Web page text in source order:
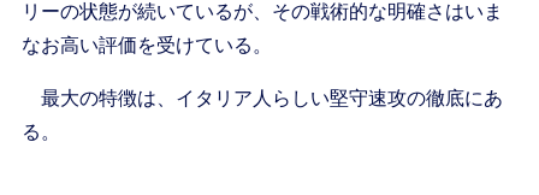
リーの状態が続いているが、その戦術的な明確さはいま
なお高い評価を受けている。
最大の特徴は、イタリア人らしい堅守速攻の徹底にあ
る。